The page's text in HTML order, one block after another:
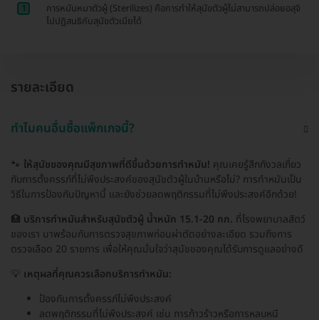
1
การหมันหมาตัวผู้ (Sterilizes) คือการทำให้สุนัขตัวผู้ไม่สามารถปล่อยอสุจิ
ไปปฏิสนธิกับสุนัขตัวเมียได้
รายละเอียด
ทำไมคนอื่นซื้อแพ็กเกจนี้?
🐾 ให้สุนัขของคุณมีสุขภาพที่ดีขึ้นด้วยการทำหมัน! คุณเคยรู้สึกกังวลเกี่ยว
กับการตั้งครรภ์ที่ไม่พึงประสงค์ของสุนัขตัวผู้ในบ้านหรือไม่? การทำหมันเป็น
วิธีในการป้องกันปัญหานี้ และยังช่วยลดพฤติกรรมที่ไม่พึงประสงค์อีกด้วย!
🏥 บริการทำหมันสำหรับสุนัขตัวผู้ น้ำหนัก 15.1-20 กก. ที่โรงพยาบาลสัตว์
ของเรา มาพร้อมกับการตรวจสุขภาพก่อนผ่าตัดอย่างละเอียด รวมถึงการ
ตรวจเลือด 20 รายการ เพื่อให้คุณมั่นใจว่าสุนัขของคุณได้รับการดูแลอย่างดี
💡 เหตุผลที่คุณควรเลือกบริการทำหมัน:
ป้องกันการตั้งครรภ์ไม่พึงประสงค์
ลดพฤติกรรมที่ไม่พึงประสงค์ เช่น การก้าวร้าวหรือการหลบหนี